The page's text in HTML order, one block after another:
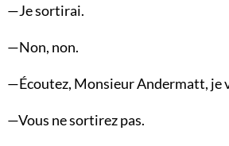
—Je sortirai.
—Non, non.
—Écoutez, Monsieur Andermatt, je
—Vous ne sortirez pas.